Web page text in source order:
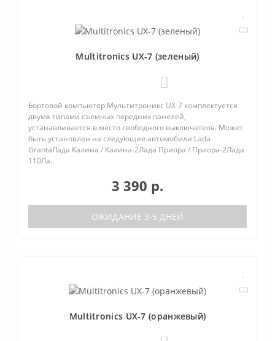
Multitronics UX-7 (зеленый)
Бортовой компьютер Мультитроникс UX-7 комплектуется
двумя типами съемных передних панелей,
устанавливается в место свободного выключателя. Может
быть установлен на следующие автомобили:Lada
GrantaЛада Калина / Калина-2Лада Приора / Приора-2Лада
110Ла..
3 390 р.
ОЖИДАНИЕ 3-5 ДНЕЙ
Multitronics UX-7 (оранжевый)